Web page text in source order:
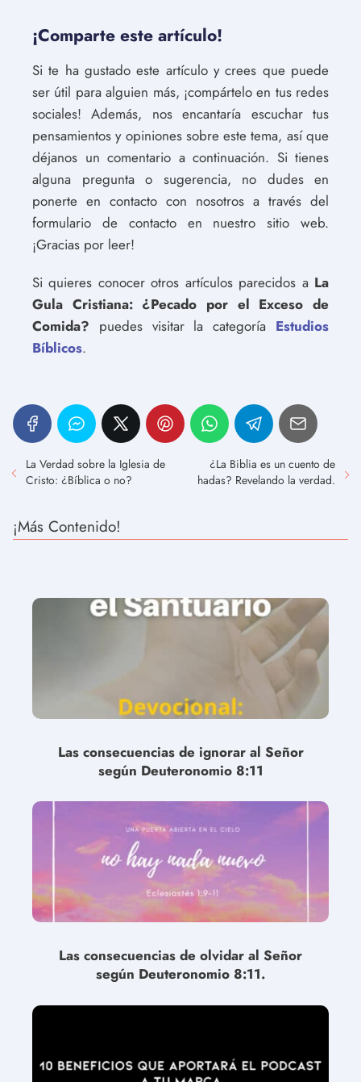
¡Comparte este artículo!
Si te ha gustado este artículo y crees que puede
ser útil para alguien más, ¡compártelo en tus redes
sociales! Además, nos encantaría escuchar tus
pensamientos y opiniones sobre este tema, así que
déjanos un comentario a continuación. Si tienes
alguna pregunta o sugerencia, no dudes en
ponerte en contacto con nosotros a través del
formulario de contacto en nuestro sitio web.
¡Gracias por leer!
Si quieres conocer otros artículos parecidos a La
Gula Cristiana: ¿Pecado por el Exceso de
Comida? puedes visitar la categoría Estudios
Bíblicos.
La Verdad sobre la Iglesia de
Cristo: ¿Bíblica o no?
¿La Biblia es un cuento de
hadas? Revelando la verdad.
¡Más Contenido!
Las consecuencias de ignorar al Señor
según Deuteronomio 8:11
Las consecuencias de olvidar al Señor
según Deuteronomio 8:11.